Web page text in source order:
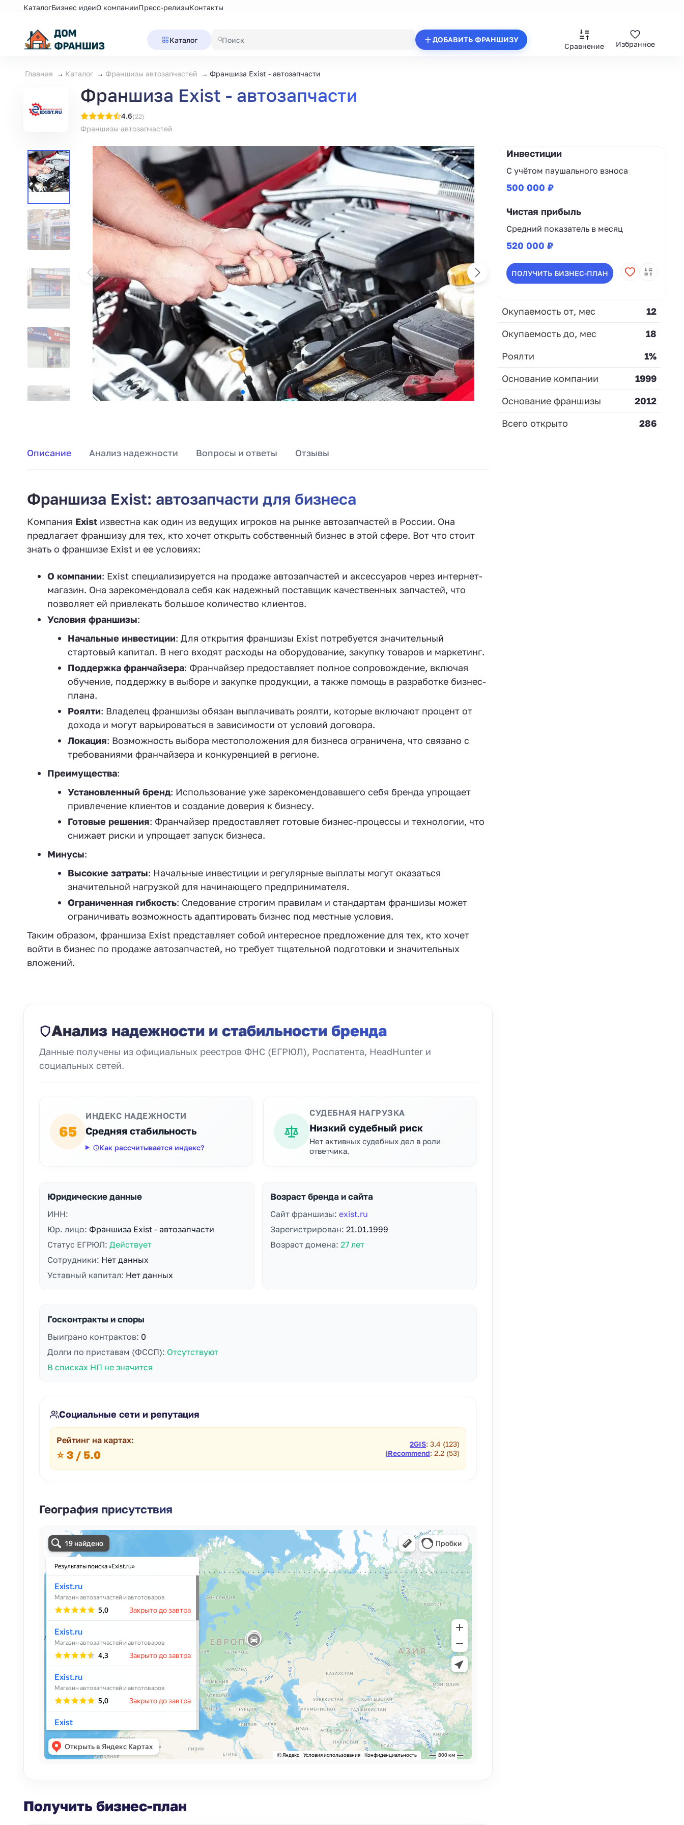
КаталогБизнес идеиО компанииПресс-релизыКонтакты
Каталог ДОБАВИТЬ ФРАНШИЗУ
Сравнение Избранное
Главная Каталог Франшизы автозапчастей Франшиза Exist - автозапчасти
Франшиза Exist - автозапчасти
4.6(22)
Франшизы автозапчастей
Описание Анализ надежности Вопросы и ответы Отзывы
Франшиза Exist: автозапчасти для бизнеса
Компания Exist известна как один из ведущих игроков на рынке автозапчастей в России. Она
предлагает франшизу для тех, кто хочет открыть собственный бизнес в этой сфере. Вот что стоит
знать о франшизе Exist и ее условиях:
О компании: Exist специализируется на продаже автозапчастей и аксессуаров через интернет-
магазин. Она зарекомендовала себя как надежный поставщик качественных запчастей, что
позволяет ей привлекать большое количество клиентов.
Условия франшизы:
Начальные инвестиции: Для открытия франшизы Exist потребуется значительный
стартовый капитал. В него входят расходы на оборудование, закупку товаров и маркетинг.
Поддержка франчайзера: Франчайзер предоставляет полное сопровождение, включая
обучение, поддержку в выборе и закупке продукции, а также помощь в разработке бизнес-
плана.
Роялти: Владелец франшизы обязан выплачивать роялти, которые включают процент от
дохода и могут варьироваться в зависимости от условий договора.
Локация: Возможность выбора местоположения для бизнеса ограничена, что связано с
требованиями франчайзера и конкуренцией в регионе.
Преимущества:
Установленный бренд: Использование уже зарекомендовавшего себя бренда упрощает
привлечение клиентов и создание доверия к бизнесу.
Готовые решения: Франчайзер предоставляет готовые бизнес-процессы и технологии, что
снижает риски и упрощает запуск бизнеса.
Минусы:
Высокие затраты: Начальные инвестиции и регулярные выплаты могут оказаться
значительной нагрузкой для начинающего предпринимателя.
Ограниченная гибкость: Следование строгим правилам и стандартам франшизы может
ограничивать возможность адаптировать бизнес под местные условия.
Таким образом, франшиза Exist представляет собой интересное предложение для тех, кто хочет
войти в бизнес по продаже автозапчастей, но требует тщательной подготовки и значительных
вложений.
Анализ надежности и стабильности бренда
Данные получены из официальных реестров ФНС (ЕГРЮЛ), Роспатента, HeadHunter и
социальных сетей.
65
ИНДЕКС НАДЕЖНОСТИ
Средняя стабильность
Как рассчитывается индекс?
СУДЕБНАЯ НАГРУЗКА
Низкий судебный риск
Нет активных судебных дел в роли
ответчика.
Юридические данные
ИНН:
Юр. лицо: Франшиза Exist - автозапчасти
Статус ЕГРЮЛ: Действует
Сотрудники: Нет данных
Уставный капитал: Нет данных
Возраст бренда и сайта
Сайт франшизы: exist.ru
Зарегистрирован: 21.01.1999
Возраст домена: 27 лет
Госконтракты и споры
Выиграно контрактов: 0
Долги по приставам (ФССП): Отсутствуют
В списках НП не значится
Социальные сети и репутация
Рейтинг на картах:
⭐ 3 / 5.0
2GIS: 3.4 (123)
iRecommend: 2.2 (53)
География присутствия
Получить бизнес-план
Инвестиции
С учётом паушального взноса
500 000 ₽
Чистая прибыль
Средний показатель в месяц
520 000 ₽
ПОЛУЧИТЬ БИЗНЕС-ПЛАН
Окупаемость от, мес
12
Окупаемость до, мес
18
Роялти
1%
Основание компании
1999
Основание франшизы
2012
Всего открыто
286